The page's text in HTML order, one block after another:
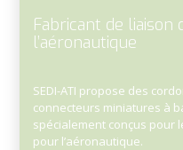
Fabricant de
l’aéronautique
SEDI-ATI propose des
connecteurs miniatures à
spécialement conçus pour
pour l’aéronautique.